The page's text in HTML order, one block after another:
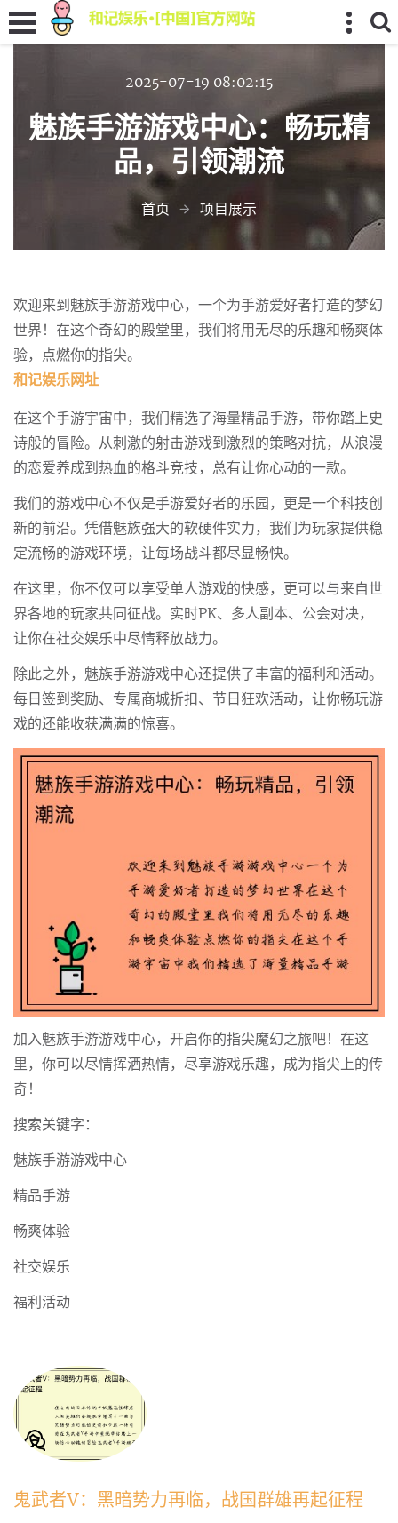
2025-07-19 08:02:15
魅族手游游戏中心：畅玩精
品，引领潮流
首页 项目展示
欢迎来到魅族手游游戏中心，一个为手游爱好者打造的梦幻
世界！在这个奇幻的殿堂里，我们将用无尽的乐趣和畅爽体
验，点燃你的指尖。
和记娱乐网址
在这个手游宇宙中，我们精选了海量精品手游，带你踏上史
诗般的冒险。从刺激的射击游戏到激烈的策略对抗，从浪漫
的恋爱养成到热血的格斗竞技，总有让你心动的一款。
我们的游戏中心不仅是手游爱好者的乐园，更是一个科技创
新的前沿。凭借魅族强大的软硬件实力，我们为玩家提供稳
定流畅的游戏环境，让每场战斗都尽显畅快。
在这里，你不仅可以享受单人游戏的快感，更可以与来自世
界各地的玩家共同征战。实时PK、多人副本、公会对决，
让你在社交娱乐中尽情释放战力。
除此之外，魅族手游游戏中心还提供了丰富的福利和活动。
每日签到奖励、专属商城折扣、节日狂欢活动，让你畅玩游
戏的还能收获满满的惊喜。
加入魅族手游游戏中心，开启你的指尖魔幻之旅吧！在这
里，你可以尽情挥洒热情，尽享游戏乐趣，成为指尖上的传
奇！
搜索关键字：
魅族手游游戏中心
精品手游
畅爽体验
社交娱乐
福利活动
鬼武者V：黑暗势力再临，战国群雄再起征程